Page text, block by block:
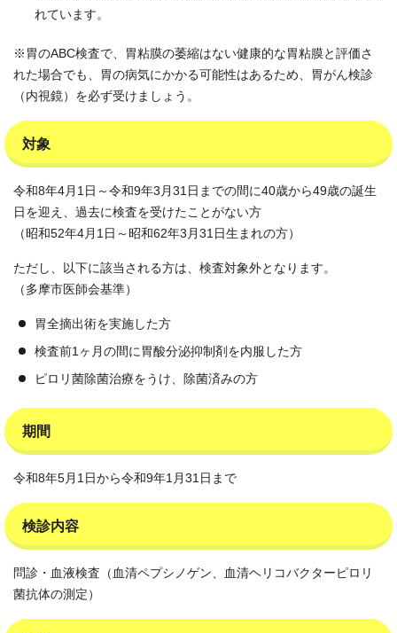
れています。
※胃のABC検査で、胃粘膜の萎縮はない健康的な胃粘膜と評価さ
れた場合でも、胃の病気にかかる可能性はあるため、胃がん検診
（内視鏡）を必ず受けましょう。
対象
令和8年4月1日～令和9年3月31日までの間に40歳から49歳の誕生
日を迎え、過去に検査を受けたことがない方
（昭和52年4月1日～昭和62年3月31日生まれの方）
ただし、以下に該当される方は、検査対象外となります。
（多摩市医師会基準）
胃全摘出術を実施した方
検査前1ヶ月の間に胃酸分泌抑制剤を内服した方
ピロリ菌除菌治療をうけ、除菌済みの方
期間
令和8年5月1日から令和9年1月31日まで
検診内容
問診・血液検査（血清ペプシノゲン、血清ヘリコバクターピロリ
菌抗体の測定）